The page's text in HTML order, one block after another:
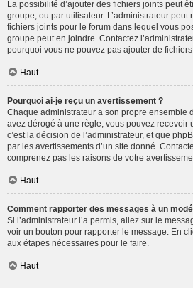
La possibilité d’ajouter des fichiers joints peut
groupe, ou par utilisateur. L’administrateur peut
fichiers joints pour le forum dans lequel vous
groupe peut en joindre. Contactez
pourquoi vous ne pouvez pas ajouter de fichiers
Haut
Pourquoi ai-je reçu un avertissement ?
Chaque administrateur a son propre ensemble
avez dérogé à une règle, vous pouvez recevoir
c’est la décision de l’administrateur, et que
par les avertissements d’un site donné.
comprenez pas les raisons de votre
Haut
Comment rapporter des messages à un
Si l’administrateur l’a permis, allez sur le
voir un bouton pour rapporter le message. En
aux étapes nécessaires pour le faire.
Haut